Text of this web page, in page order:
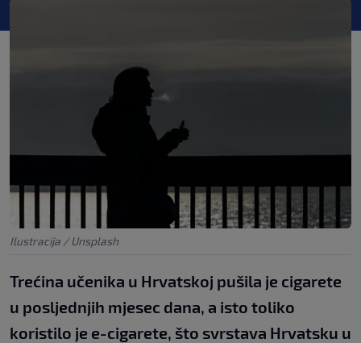
Ilustracija / Unsplash
Trećina učenika u Hrvatskoj pušila je cigarete
u posljednjih mjesec dana, a isto toliko
koristilo je e-cigarete, što svrstava Hrvatsku u